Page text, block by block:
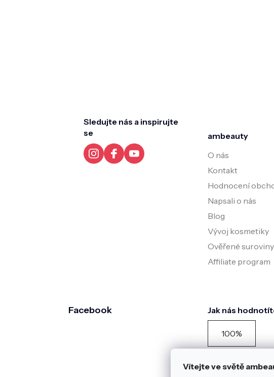
Vítejte ve světě
Sledujte nás a inspirujte
se
ambeauty
O nás
Kontakt
Hodnocení
Napsali o nás
Blog
Vývoj kosmetiky
Ověřené suroviny
Affiliate program
Facebook Jak nás
100%
zákazníků
dotazníku